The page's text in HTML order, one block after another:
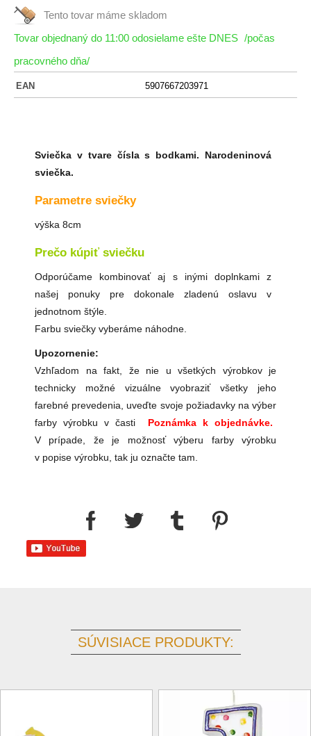
Tento tovar máme skladom
Tovar objednaný do 11:00 odosielame ešte DNES /počas
pracovného dňa/
EAN 5907667203971
Sviečka v tvare čísla s bodkami. Narodeninová
sviečka.
Parametre sviečky
výška 8cm
Prečo kúpiť sviečku
Odporúčame kombinovať aj s inými doplnkami z
našej ponuky pre dokonale zladenú oslavu v
jednotnom štýle.
Farbu sviečky vyberáme náhodne.
Upozornenie:
Vzhľadom na fakt, že nie u všetkých výrobkov je
technicky možné vizuálne vyobraziť všetky jeho
farebné prevedenia, uveďte svoje požiadavky na výber
farby výrobku v časti Poznámka k objednávke.
V prípade, že je možnosť výberu farby výrobku
v popise výrobku, tak ju označte tam.
SÚVISIACE PRODUKTY: